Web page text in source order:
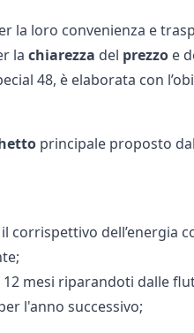
la loro convenienza e
la chiarezza del prezzoe
48, è elaborata con
principale proposto
corrispettivo dell’energia
mesi riparandoti dalle
l'anno successivo;